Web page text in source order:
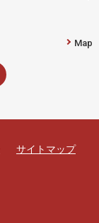
Map
サイトマップ